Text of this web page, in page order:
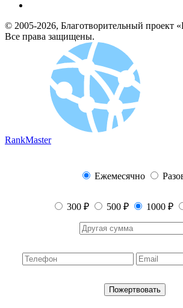
© 2005-2026, Благотворительный проект
Все права защищены.
RankMaster
Ежемесячно
300 ₽ 500 ₽ 1000 ₽
Пожертвовать